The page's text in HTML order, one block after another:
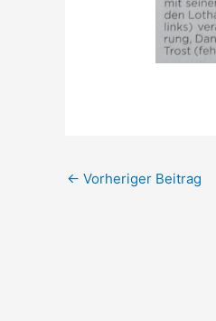
← Vorheriger Beitrag